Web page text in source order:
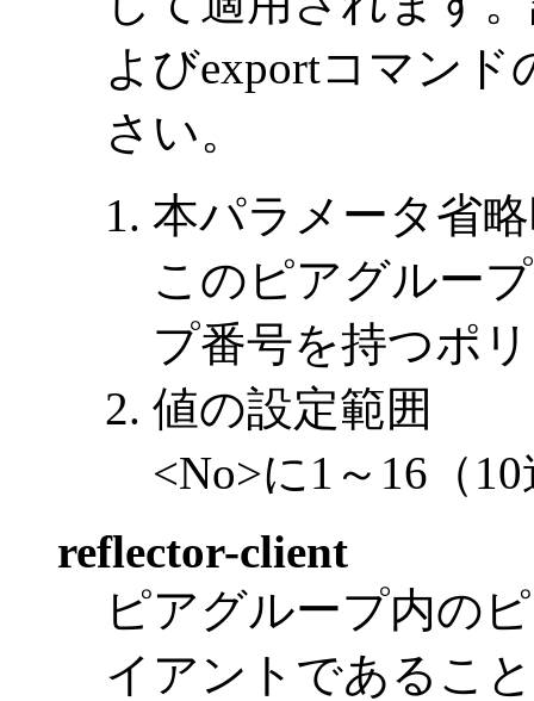
よびexportコマン
さい。
本パラメータ省
このピアグルー
プ番号を持つポ
値の設定範囲
<No>に1～16（
reflector-client
ピアグループ内の
イアントであるこ